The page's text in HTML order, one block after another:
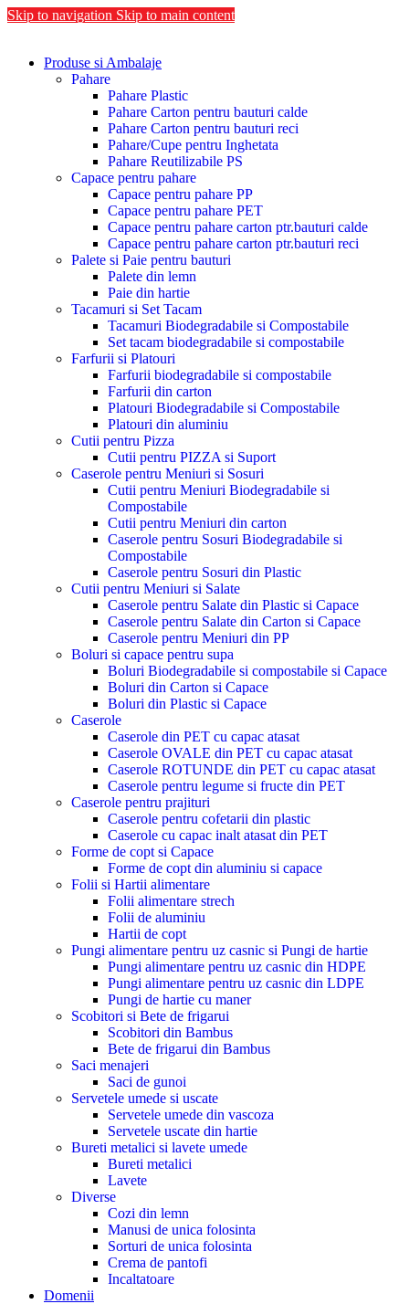
Skip to navigation Skip to main content
Produse si Ambalaje
Pahare
Pahare Plastic
Pahare Carton pentru bauturi calde
Pahare Carton pentru bauturi reci
Pahare/Cupe pentru Inghetata
Pahare Reutilizabile PS
Capace pentru pahare
Capace pentru pahare PP
Capace pentru pahare PET
Capace pentru pahare carton ptr.bauturi calde
Capace pentru pahare carton ptr.bauturi reci
Palete si Paie pentru bauturi
Palete din lemn
Paie din hartie
Tacamuri si Set Tacam
Tacamuri Biodegradabile si Compostabile
Set tacam biodegradabile si compostabile
Farfurii si Platouri
Farfurii biodegradabile si compostabile
Farfurii din carton
Platouri Biodegradabile si Compostabile
Platouri din aluminiu
Cutii pentru Pizza
Cutii pentru PIZZA si Suport
Caserole pentru Meniuri si Sosuri
Cutii pentru Meniuri Biodegradabile si
Compostabile
Cutii pentru Meniuri din carton
Caserole pentru Sosuri Biodegradabile si
Compostabile
Caserole pentru Sosuri din Plastic
Cutii pentru Meniuri si Salate
Caserole pentru Salate din Plastic si Capace
Caserole pentru Salate din Carton si Capace
Caserole pentru Meniuri din PP
Boluri si capace pentru supa
Boluri Biodegradabile si compostabile si Capace
Boluri din Carton si Capace
Boluri din Plastic si Capace
Caserole
Caserole din PET cu capac atasat
Caserole OVALE din PET cu capac atasat
Caserole ROTUNDE din PET cu capac atasat
Caserole pentru legume si fructe din PET
Caserole pentru prajituri
Caserole pentru cofetarii din plastic
Caserole cu capac inalt atasat din PET
Forme de copt si Capace
Forme de copt din aluminiu si capace
Folii si Hartii alimentare
Folii alimentare strech
Folii de aluminiu
Hartii de copt
Pungi alimentare pentru uz casnic si Pungi de hartie
Pungi alimentare pentru uz casnic din HDPE
Pungi alimentare pentru uz casnic din LDPE
Pungi de hartie cu maner
Scobitori si Bete de frigarui
Scobitori din Bambus
Bete de frigarui din Bambus
Saci menajeri
Saci de gunoi
Servetele umede si uscate
Servetele umede din vascoza
Servetele uscate din hartie
Bureti metalici si lavete umede
Bureti metalici
Lavete
Diverse
Cozi din lemn
Manusi de unica folosinta
Sorturi de unica folosinta
Crema de pantofi
Incaltatoare
Domenii